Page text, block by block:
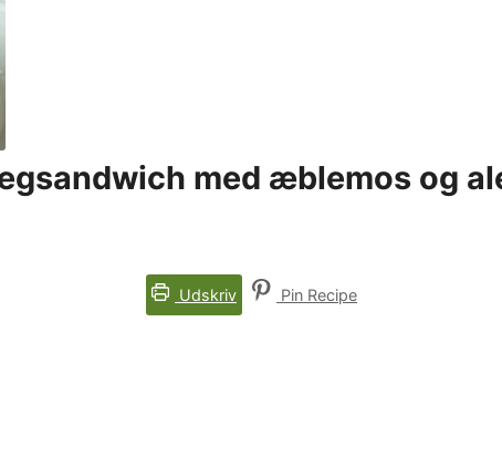
med æblemos og
Udskriv Pin Recipe